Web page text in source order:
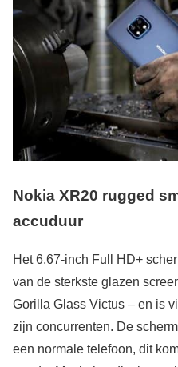
Nokia XR20 rugged
accuduur
Het 6,67-inch Full HD+
van de sterkste glazen
Gorilla Glass Victus – en is
zijn concurrenten. De
een normale telefoon, dit